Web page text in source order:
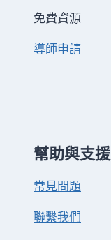
免費資源
導師申請
幫助與支援
常見問題
聯繫我們